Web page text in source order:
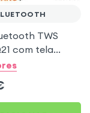
TWS
com tela
Azul